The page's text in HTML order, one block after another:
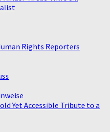
Rights Reporters
Yet Accessible Tribute to a